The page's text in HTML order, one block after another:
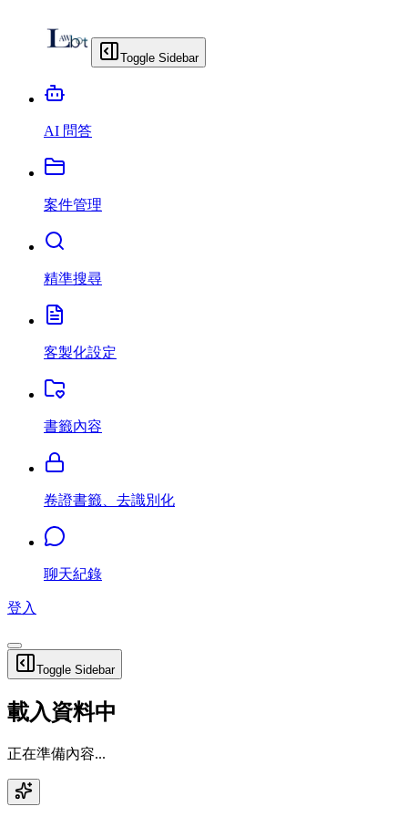
Toggle Sidebar
AI 問答
案件管理
精準搜尋
客製化設定
書籤內容
卷證書籤、去識別化
聊天紀錄
登入
Toggle Sidebar
載入資料中
正在準備內容...